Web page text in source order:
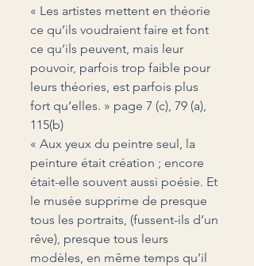
« Les artistes mettent en théorie
ce qu’ils voudraient faire et font
ce qu’ils peuvent, mais leur
pouvoir, parfois trop faible pour
leurs théories, est parfois plus
fort qu’elles. » page 7 (c), 79 (a),
115(b)
« Aux yeux du peintre seul, la
peinture était création ; encore
était-elle souvent aussi poésie. Et
le musée supprime de presque
tous les portraits, (fussent-ils d’un
rêve), presque tous leurs
modèles, en même temps qu’il